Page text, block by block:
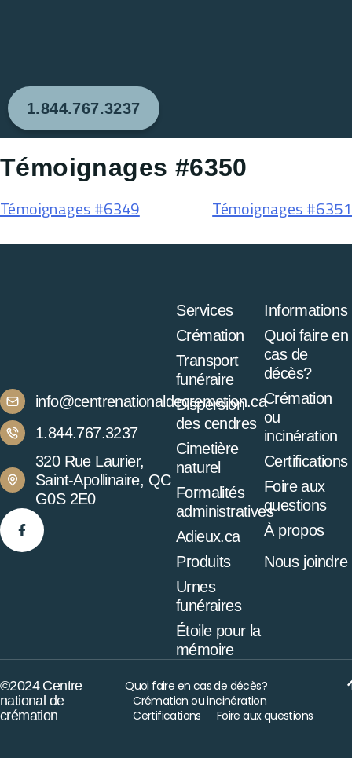
1.844.767.3237
Témoignages #6350
Témoignages #6349 Témoignages #6351
info@centrenationaldecremation.ca
1.844.767.3237
320 Rue Laurier,
Saint-Apollinaire, QC
G0S 2E0
Services
Crémation
Transport
funéraire
Dispersion
des cendres
Cimetière
naturel
Formalités
administratives
Adieux.ca
Produits
Urnes
funéraires
Étoile pour la
mémoire
Informations
Quoi faire en
cas de
décès?
Crémation
ou
incinération
Certifications
Foire aux
questions
À propos
Nous joindre
©2024 Centre
national de
crémation
Quoi faire en cas de décès?
Crémation ou incinération
Certifications
Foire aux questions